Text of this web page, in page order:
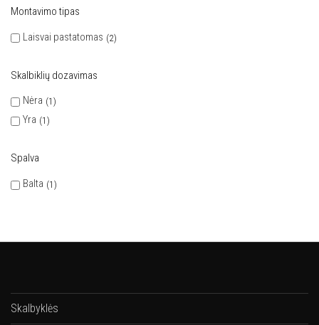
Montavimo tipas
Laisvai pastatomas
2
Skalbiklių dozavimas
Nėra
1
Yra 1
Spalva
Balta
1
Skalbyklės